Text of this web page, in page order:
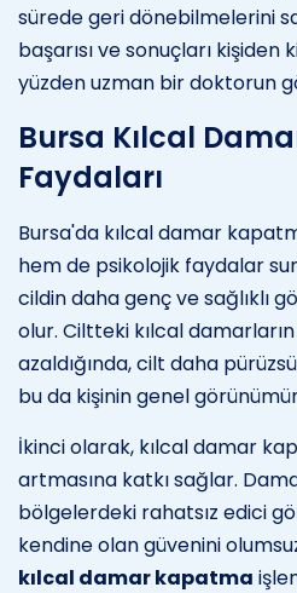
sürede geri dönebilmelerini
başarısı ve sonuçları kişiden
yüzden uzman bir doktorun
Bursa Kılcal
Faydaları
Bursa'da kılcal damar
hem de psikolojik faydalar
cildin daha genç ve sağlıklı
olur. Ciltteki kılcal
azaldığında, cilt daha
bu da kişinin genel
İkinci olarak, kılcal damar
artmasına katkı sağlar.
bölgelerdeki rahatsız edici
kendine olan güvenini
kılcal damar kapatma